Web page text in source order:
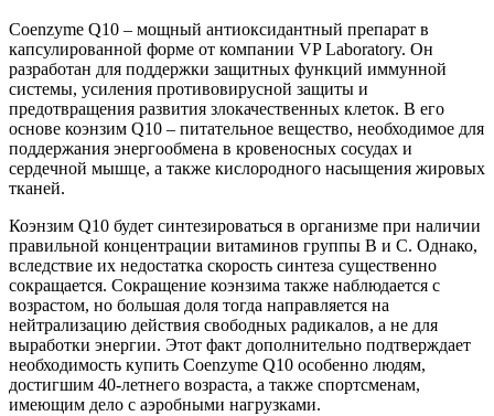
Coenzyme Q10 – мощный антиоксидантный препарат в
капсулированной форме от компании VP Laboratory. Он
разработан для поддержки защитных функций иммунной
системы, усиления противовирусной защиты и
предотвращения развития злокачественных клеток. В его
основе коэнзим Q10 – питательное вещество, необходимое для
поддержания энергообмена в кровеносных сосудах и
сердечной мышце, а также кислородного насыщения жировых
тканей.
Коэнзим Q10 будет синтезироваться в организме при наличии
правильной концентрации витаминов группы В и С. Однако,
вследствие их недостатка скорость синтеза существенно
сокращается. Сокращение коэнзима также наблюдается с
возрастом, но большая доля тогда направляется на
нейтрализацию действия свободных радикалов, а не для
выработки энергии. Этот факт дополнительно подтверждает
необходимость купить Coenzyme Q10 особенно людям,
достигшим 40-летнего возраста, а также спортсменам,
имеющим дело с аэробными нагрузками.